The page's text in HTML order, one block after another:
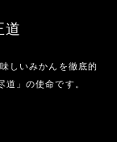
しいみかんを徹底的
」の使命です。